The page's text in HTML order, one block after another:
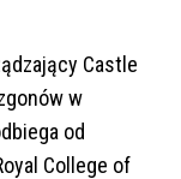
Castle
w
od
College of